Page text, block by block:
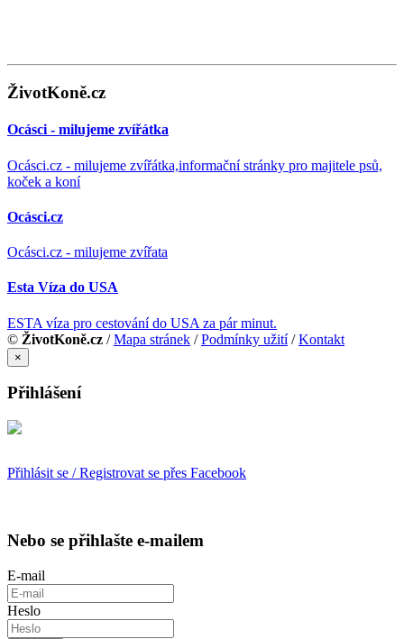
ŽivotKoně.cz
Ocásci - milujeme zvířátka
Ocásci.cz - milujeme zvířátka,informační stránky pro majitele psů,
koček a koní
Ocásci.cz
Ocásci.cz - milujeme zvířata
Esta Víza do USA
ESTA víza pro cestování do USA za pár minut.
© ŽivotKoně.cz /Mapa stránek /Podmínky užití/Kontakt
×
Přihlášení
Přihlásit se / Registrovat se přes Facebook
Nebo se přihlašte e-mailem
E-mail
Heslo